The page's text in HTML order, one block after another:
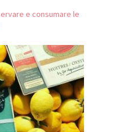
e consumare le